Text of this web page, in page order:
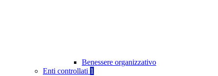
Benessere organizzativo
Enti controllati 1